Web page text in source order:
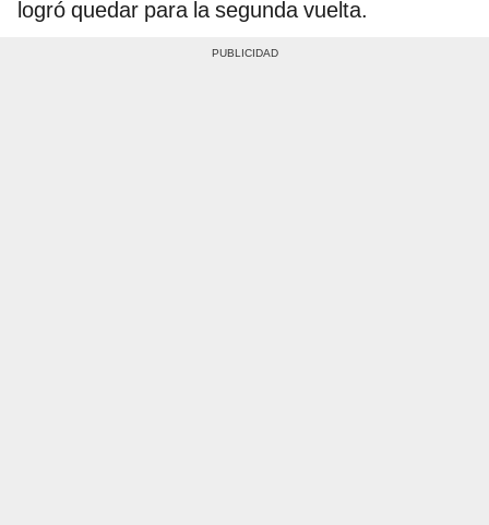
logró quedar para la segunda vuelta.